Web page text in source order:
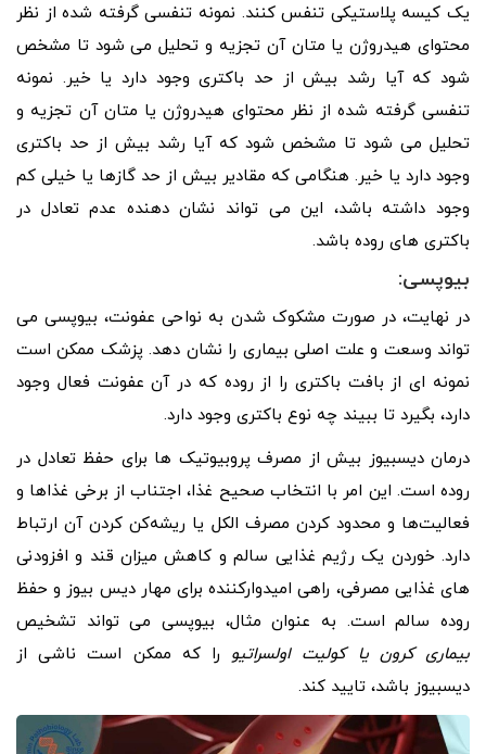
یک کیسه پلاستیکی تنفس کنند. نمونه تنفسی گرفته شده از نظر
محتوای هیدروژن یا متان آن تجزیه و تحلیل می شود تا مشخص
شود که آیا رشد بیش از حد باکتری وجود دارد یا خیر. نمونه
تنفسی گرفته شده از نظر محتوای هیدروژن یا متان آن تجزیه و
تحلیل می شود تا مشخص شود که آیا رشد بیش از حد باکتری
وجود دارد یا خیر. هنگامی که مقادیر بیش از حد گازها یا خیلی کم
وجود داشته باشد، این می تواند نشان دهنده عدم تعادل در
باکتری های روده باشد.
بیوپسی:
در نهایت، در صورت مشکوک شدن به نواحی عفونت، بیوپسی می
تواند وسعت و علت اصلی بیماری را نشان دهد. پزشک ممکن است
نمونه ای از بافت باکتری را از روده که در آن عفونت فعال وجود
دارد، بگیرد تا ببیند چه نوع باکتری وجود دارد.
درمان دیسبیوز بیش از مصرف پروبیوتیک ها برای حفظ تعادل در
روده است. این امر با انتخاب صحیح غذا، اجتناب از برخی غذاها و
فعالیت‌ها و محدود کردن مصرف الکل یا ریشه‌کن کردن آن ارتباط
دارد. خوردن یک رژیم غذایی سالم و کاهش میزان قند و افزودنی
های غذایی مصرفی، راهی امیدوارکننده برای مهار دیس بیوز و حفظ
روده سالم است. به عنوان مثال، بیوپسی می تواند تشخیص
بیماری کرون یا کولیت اولسراتیو را که ممکن است ناشی از
دیسبیوز باشد، تایید کند.